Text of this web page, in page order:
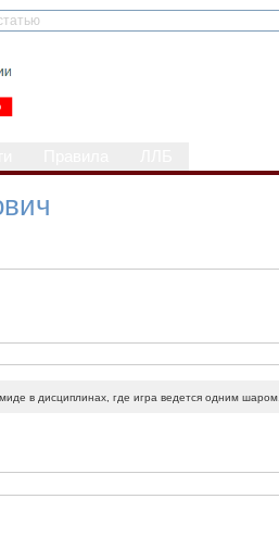
в дисциплинах, где игра ведется одним шаром.